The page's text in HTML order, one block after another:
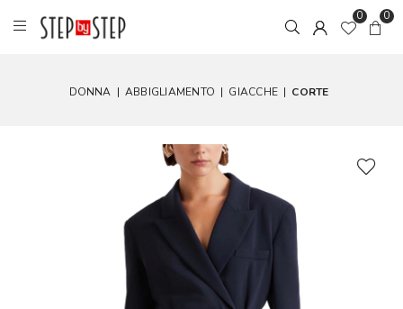
0 0
DONNA | ABBIGLIAMENTO | GIACCHE | CORTE